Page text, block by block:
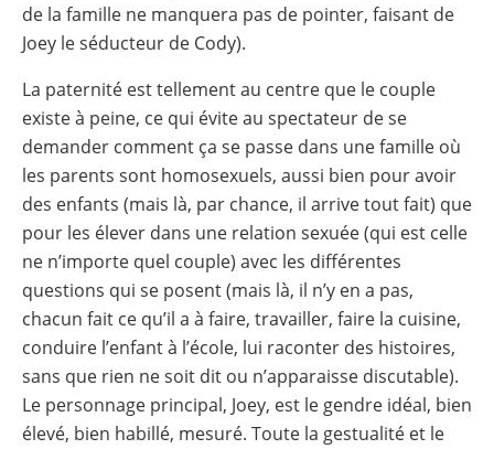
de la famille ne manquera pas de pointer, faisant de
Joey le séducteur de Cody).
La paternité est tellement au centre que le couple
existe à peine, ce qui évite au spectateur de se
demander comment ça se passe dans une famille où
les parents sont homosexuels, aussi bien pour avoir
des enfants (mais là, par chance, il arrive tout fait) que
pour les élever dans une relation sexuée (qui est celle
ne n’importe quel couple) avec les différentes
questions qui se posent (mais là, il n’y en a pas,
chacun fait ce qu’il a à faire, travailler, faire la cuisine,
conduire l’enfant à l’école, lui raconter des histoires,
sans que rien ne soit dit ou n’apparaisse discutable).
Le personnage principal, Joey, est le gendre idéal, bien
élevé, bien habillé, mesuré. Toute la gestualité et le